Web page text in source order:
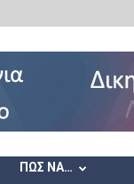
ΠΩΣ ΝΑ…